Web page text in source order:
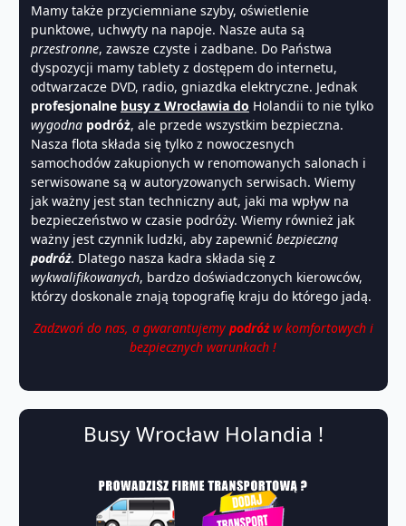
Mamy także przyciemniane szyby, oświetlenie
punktowe, uchwyty na napoje. Nasze auta są
przestronne, zawsze czyste i zadbane. Do Państwa
dyspozycji mamy tablety z dostępem do internetu,
odtwarzacze DVD, radio, gniazdka elektryczne. Jednak
profesjonalne busy z Wrocławia do Holandii to nie tylko
wygodna podróż, ale przede wszystkim bezpieczna.
Nasza flota składa się tylko z nowoczesnych
samochodów zakupionych w renomowanych salonach i
serwisowane są w autoryzowanych serwisach. Wiemy
jak ważny jest stan techniczny aut, jaki ma wpływ na
bezpieczeństwo w czasie podróży. Wiemy również jak
ważny jest czynnik ludzki, aby zapewnić bezpieczną
podróż. Dlatego nasza kadra składa się z
wykwalifikowanych, bardzo doświadczonych kierowców,
którzy doskonale znają topografię kraju do którego jadą.
Zadzwoń do nas, a gwarantujemy podróżw komfortowych i
bezpiecznych warunkach !
Busy Wrocław Holandia !